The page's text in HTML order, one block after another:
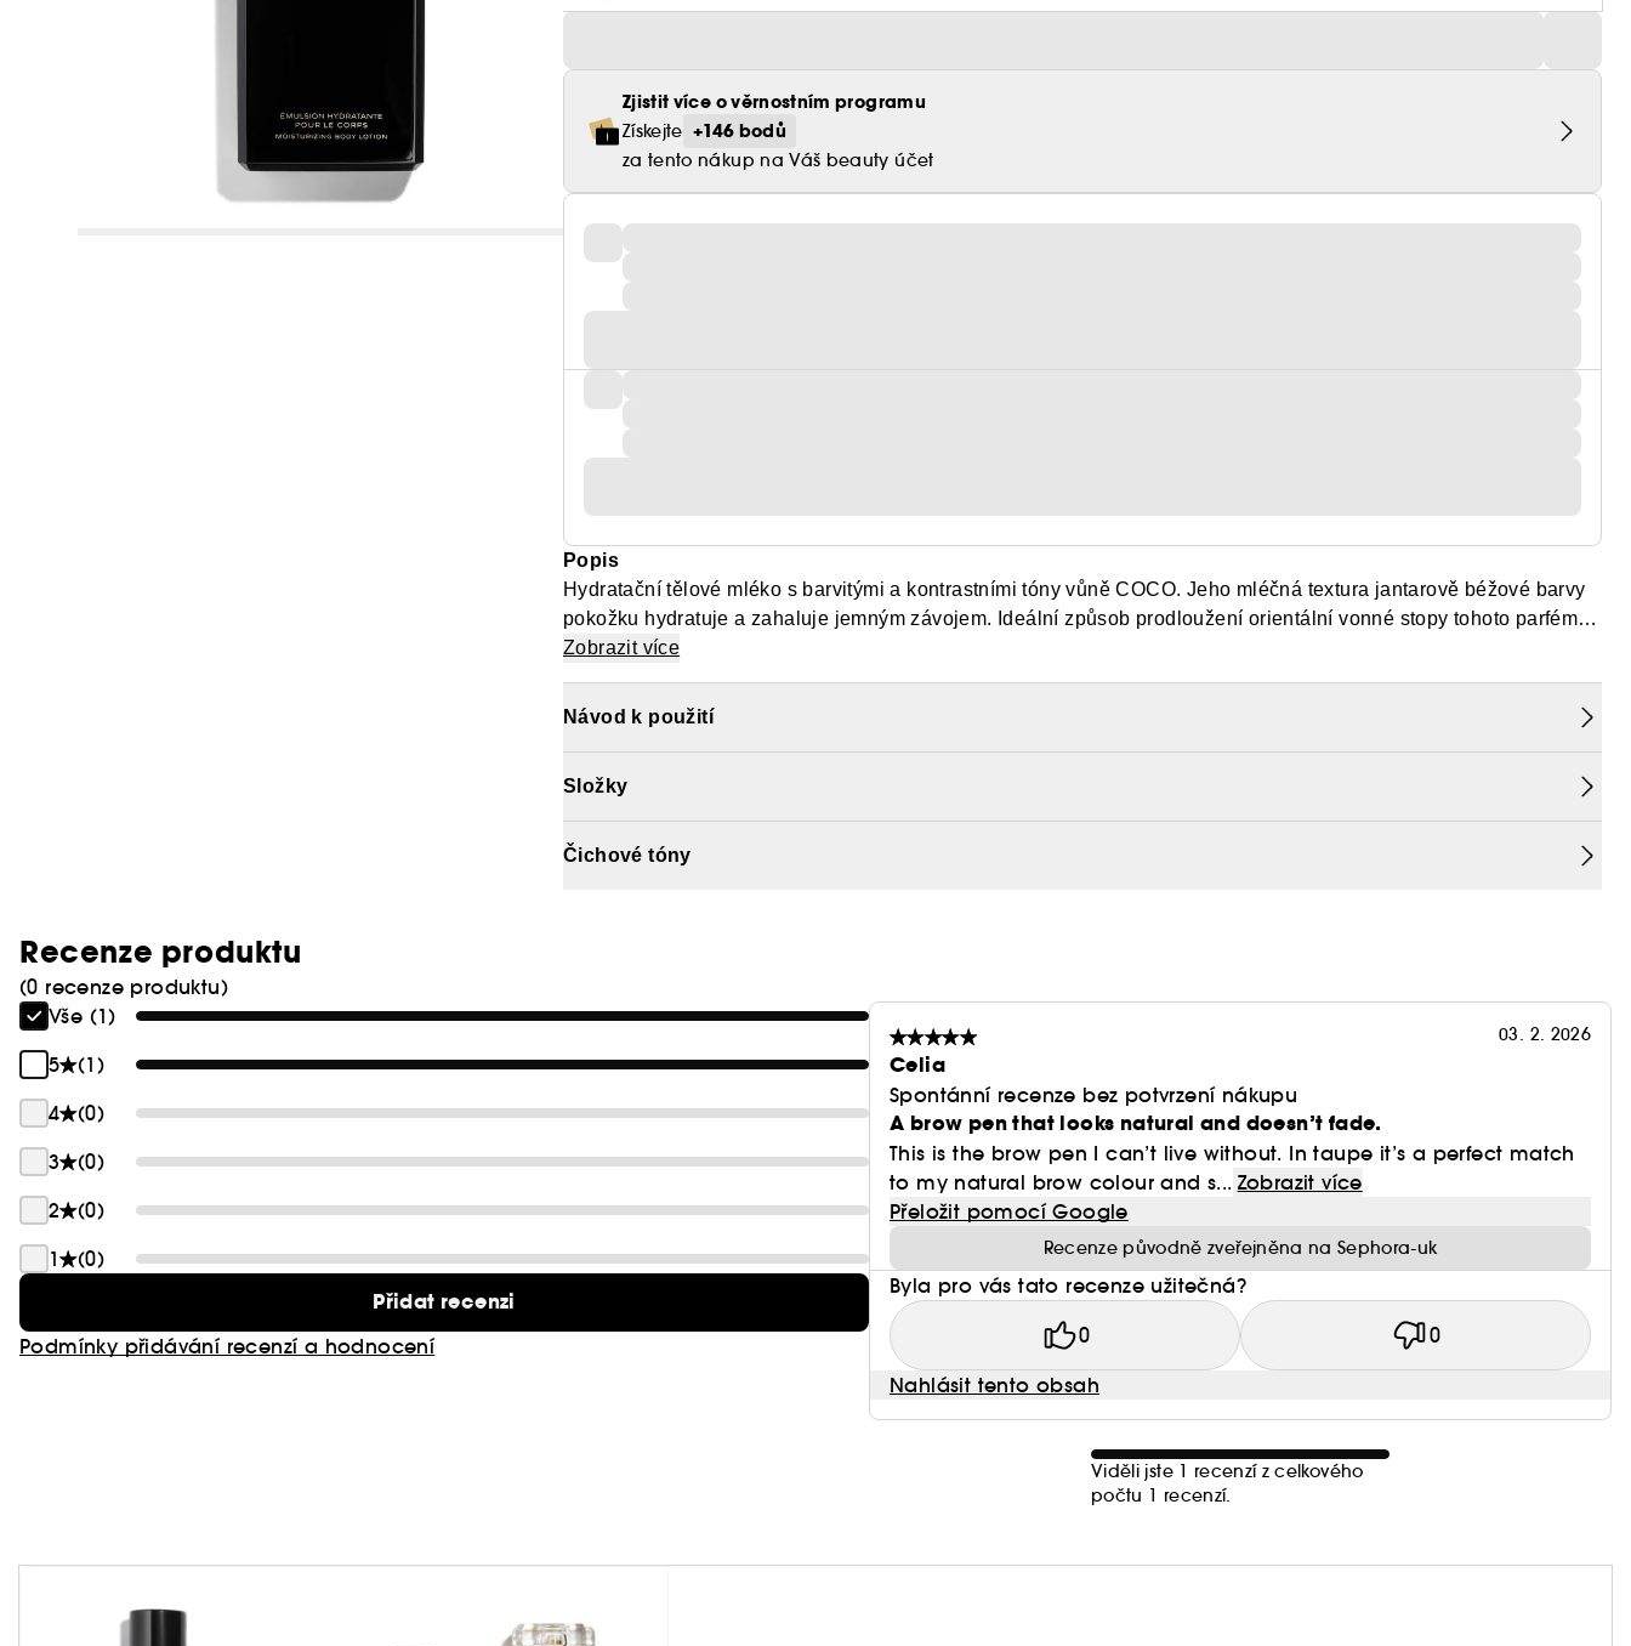
Zjistit více o věrnostním programu
Získejte +146 bodů
za tento nákup na Váš beauty účet
Popis
Hydratační tělové mléko s barvitými a kontrastními tóny vůně COCO. Jeho mléčná textura jantarově béžové barvy
pokožku hydratuje a zahaluje jemným závojem. Ideální způsob prodloužení orientální vonné stopy tohoto parfému
na celý den.
Zobrazit více
Návod k použití
Složky
Čichové tóny
Recenze produktu
(0 recenze produktu)
Vše (1)
5
(1)
4
(0)
3
(0)
2
(0)
1
(0)
Přidat recenzi
Podmínky přidávání recenzí a hodnocení
03. 2. 2026
Celia
Spontánní recenze bez potvrzení nákupu
A brow pen that looks natural and doesn’t fade.
This is the brow pen I can’t live without. In taupe it’s a perfect match
to my natural brow colour and s... Zobrazit více
Přeložit pomocí Google
Recenze původně zveřejněna na Sephora-uk
Byla pro vás tato recenze užitečná?
0 0
Nahlásit tento obsah
Viděli jste 1 recenzí z celkového
počtu 1 recenzí.